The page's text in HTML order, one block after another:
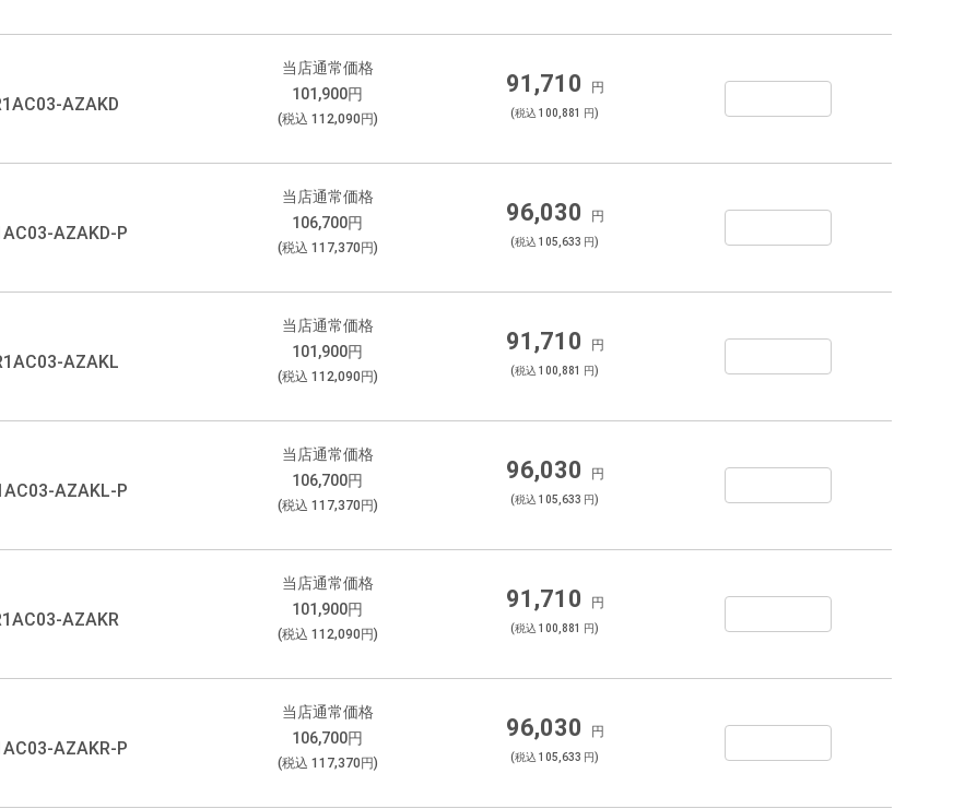
AZAKD
当店通常価格
101,900円
(税込 112,090 円)
91,710 円
(税込 100,881 円)
AZAKD-P
当店通常価格
106,700円
(税込 117,370 円)
96,030 円
(税込 105,633 円)
AZAKL
当店通常価格
101,900円
(税込 112,090 円)
91,710 円
(税込 100,881 円)
AZAKL-P
当店通常価格
106,700円
(税込 117,370 円)
96,030 円
(税込 105,633 円)
AZAKR
当店通常価格
101,900円
(税込 112,090 円)
91,710 円
(税込 100,881 円)
AZAKR-P
当店通常価格
106,700円
(税込 117,370 円)
96,030 円
(税込 105,633 円)